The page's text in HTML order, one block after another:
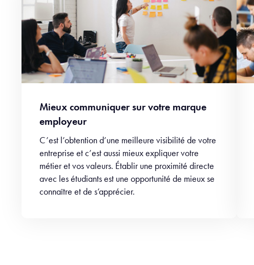
Mieux communiquer sur votre marque
employeur
C’est l’obtention d’une meilleure visibilité de votre
entreprise et c’est aussi mieux expliquer votre
métier et vos valeurs. Établir une proximité directe
avec les étudiants est une opportunité de mieux se
connaître et de s’apprécier.